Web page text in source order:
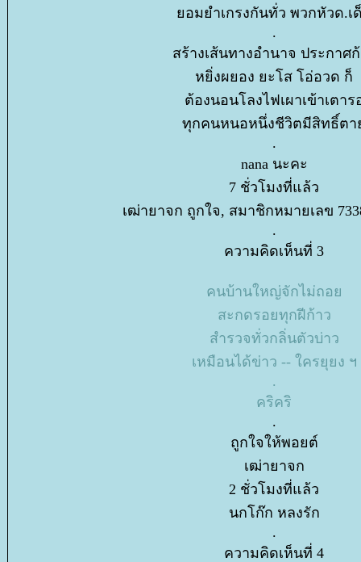
อมยำเกรงกันทั่ว พวกหัวด.เ
.
สร้างเส้นทางอำนาจ ประกาศ
หยิ่งผยอง ยะโส โอ่อวด ก็
ต้องนอนโลงไฟเผาเข้าเตาร
ทุกคนหนอหนึ่งชีวิตมีสิทธิ์ต
.
nana นะคะ
7 ชั่วโมงที่แล้ว
เฒ่ายาจก ถูกใจ, สมาชิกหมายเลข
.
ความคิดเห็นที่ 3
คนบ้านใหญ่จักไม่ถอ
สะกดรอยทุกฝีก้าว
สำรวจทั่วกลิ่นตัวบ่าว
เหมือนได้ข่าว -- ใครยุยง ฯ
.
คริคริ
.
ถูกใจให้พอยต์
เฒ่ายาจก
2 ชั่วโมงที่แล้ว
นกโก๊ก หลงรัก
.
ความคิดเห็นที่ 4